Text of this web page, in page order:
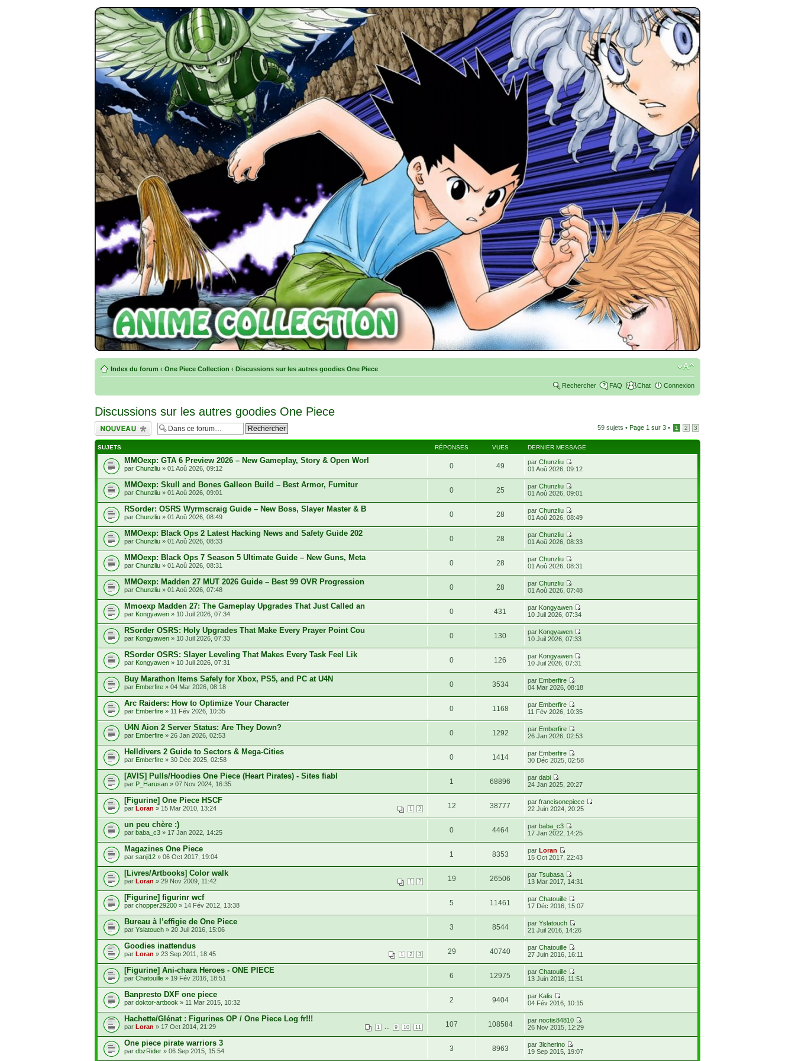
Index du forum ‹ One Piece Collection ‹ Discussions sur les autres goodies One Piece
Rechercher FAQ Chat Connexion
Discussions sur les autres goodies One Piece
Écrire un nouveau
sujet
59 sujets • Page 1 sur 3 • 1 2 3
SUJETS RÉPONSES VUES DERNIER MESSAGE
MMOexp: GTA 6 Preview 2026 – New Gameplay, Story & Open Worl
par Chunzliu » 01 Aoû 2026, 09:12 0 49 parChunzliu
01 Aoû 2026, 09:12
MMOexp: Skull and Bones Galleon Build – Best Armor, Furnitur
par Chunzliu » 01 Aoû 2026, 09:01 0 25 parChunzliu
01 Aoû 2026, 09:01
RSorder: OSRS Wyrmscraig Guide – New Boss, Slayer Master & B
par Chunzliu » 01 Aoû 2026, 08:49 0 28 parChunzliu
01 Aoû 2026, 08:49
MMOexp: Black Ops 2 Latest Hacking News and Safety Guide 202
par Chunzliu » 01 Aoû 2026, 08:33 0 28 parChunzliu
01 Aoû 2026, 08:33
MMOexp: Black Ops 7 Season 5 Ultimate Guide – New Guns, Meta
par Chunzliu » 01 Aoû 2026, 08:31 0 28 parChunzliu
01 Aoû 2026, 08:31
MMOexp: Madden 27 MUT 2026 Guide – Best 99 OVR Progression
par Chunzliu » 01 Aoû 2026, 07:48 0 28 parChunzliu
01 Aoû 2026, 07:48
Mmoexp Madden 27: The Gameplay Upgrades That Just Called an
par Kongyawen » 10 Juil 2026, 07:34 0 431 par Kongyawen
10 Juil 2026, 07:34
RSorder OSRS: Holy Upgrades That Make Every Prayer Point Cou
par Kongyawen » 10 Juil 2026, 07:33 0 130 par Kongyawen
10 Juil 2026, 07:33
RSorder OSRS: Slayer Leveling That Makes Every Task Feel Lik
par Kongyawen » 10 Juil 2026, 07:31 0 126 par Kongyawen
10 Juil 2026, 07:31
Buy Marathon Items Safely for Xbox, PS5, and PC at U4N
par Emberfire » 04 Mar 2026, 08:18 0 3534 par Emberfire
04 Mar 2026, 08:18
Arc Raiders: How to Optimize Your Character
par Emberfire » 11 Fév 2026, 10:35 0 1168 par Emberfire
11 Fév 2026, 10:35
U4N Aion 2 Server Status: Are They Down?
par Emberfire » 26 Jan 2026, 02:53 0 1292 par Emberfire
26 Jan 2026, 02:53
Helldivers 2 Guide to Sectors & Mega-Cities
par Emberfire » 30 Déc 2025, 02:58 0 1414 par Emberfire
30 Déc 2025, 02:58
[AVIS] Pulls/Hoodies One Piece (Heart Pirates) - Sites fiabl
par P_Harusan » 07 Nov 2024, 16:35 1 68896 pardabi
24 Jan 2025, 20:27
[Figurine] One Piece HSCF
1 2
par Loran » 15 Mar 2010, 13:24 12 38777 parfrancisonepiece
22 Juin 2024, 20:25
un peu chère :)
par baba_c3 » 17 Jan 2022, 14:25 0 4464 parbaba_c3
17 Jan 2022, 14:25
Magazines One Piece
par sanji12 » 06 Oct 2017, 19:04 1 8353 parLoran
15 Oct 2017, 22:43
[Livres/Artbooks] Color walk
1 2
par Loran » 29 Nov 2009, 11:42 19 26506 parTsubasa
13 Mar 2017, 14:31
[Figurine] figurinr wcf
par chopper29200 » 14 Fév 2012, 13:38 5 11461 parChatouille
17 Déc 2016, 15:07
Bureau à l’effigie de One Piece
par Yslatouch » 20 Juil 2016, 15:06 3 8544 parYslatouch
21 Juil 2016, 14:26
Goodies inattendus
1 2 3
par Loran » 23 Sep 2011, 18:45 29 40740 parChatouille
27 Juin 2016, 16:11
[Figurine] Ani-chara Heroes - ONE PIECE
par Chatouille » 19 Fév 2016, 18:51 6 12975 parChatouille
13 Juin 2016, 11:51
Banpresto DXF one piece
par doktor-artbook » 11 Mar 2015, 10:32 2 9404 par Kalis
04 Fév 2016, 10:15
Hachette/Glénat : Figurines OP / One Piece Log fr!!!
1 9 10 11
par Loran » 17 Oct 2014, 21:29 107 108584 parnoctis84810
26 Nov 2015, 12:29
One piece pirate warriors 3
par dbzRider » 06 Sep 2015, 15:54 3 8963 par3lcherino
19 Sep 2015, 19:07